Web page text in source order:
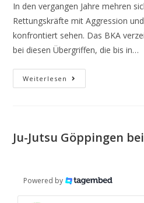
In den vergangen Jahre mehren
Rettungskräfte mit Aggression
konfrontiert sehen. Das BKA
bei diesen Übergriffen, die bis in…
Weiterlesen Geschützt:
Intensivkurs
Ju-Jutsu Göppingen
Powered by